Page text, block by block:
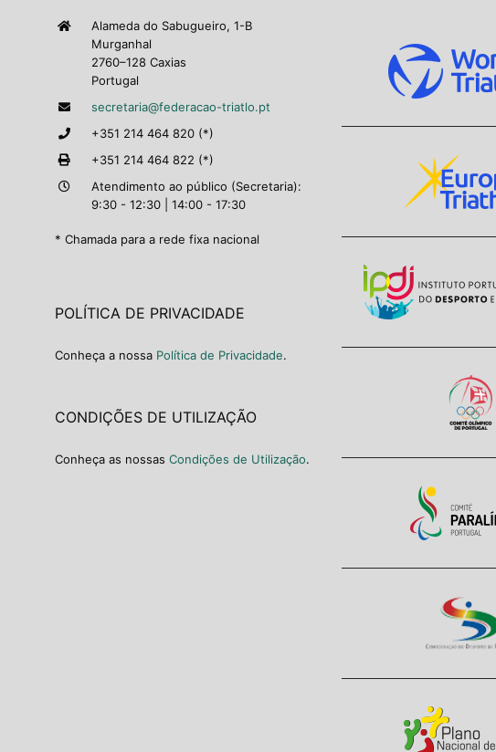
Alameda do Sabugueiro, 1-B
Murganhal
2760–128 Caxias
Portugal
secretaria@federacao-triatlo.pt
+351 214 464 820 (*)
+351 214 464 822 (*)
Atendimento ao público (Secretaria):
9:30 - 12:30 | 14:00 - 17:30
* Chamada para a rede fixa nacional
POLÍTICA DE PRIVACIDADE
Conheça a nossa Política de Privacidade.
CONDIÇÕES DE UTILIZAÇÃO
Conheça as nossas Condições de Utilização.